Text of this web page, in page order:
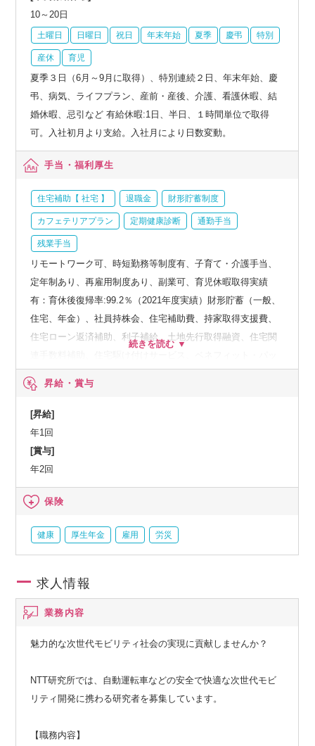
10～20日
土曜日 日曜日 祝日 年末年始 夏季 慶弔 特別
産休 育児
夏季３日（6月～9月に取得）、特別連続２日、年末年始、慶
弔、病気、ライフプラン、産前・産後、介護、看護休暇、結
婚休暇、忌引など 有給休暇:1日、半日、１時間単位で取得
可。入社初月より支給。入社月により日数変動。
手当・福利厚生
住宅補助【 社宅 】 退職金 財形貯蓄制度
カフェテリアプラン 定期健康診断 通勤手当
残業手当
リモートワーク可、時短勤務等制度有、子育て・介護手当、
定年制あり、再雇用制度あり、副業可、育児休暇取得実績
有：育休後復帰率:99.2％（2021年度実績）財形貯蓄（一般、
住宅、年金）、社員持株会、住宅補助費、持家取得支援費、
住宅ローン返済補助、利子補給、土地先行取得融資、住宅関
介護支援サービス、結婚祝い金、弔慰料、災害見舞金など、
社員食堂、企業年金（企業年金基金、確定拠出年金）、電気
通信共済会(個人年金、遺児育英基金)
昇給・賞与
[昇給]
年1回
[賞与]
年2回
保険
健康 厚生年金 雇用 労災
求人情報
業務内容
魅力的な次世代モビリティ社会の実現に貢献しませんか？
NTT研究所では、自動運転車などの安全で快適な次世代モビ
リティ開発に携わる研究者を募集しています。
【職務内容】